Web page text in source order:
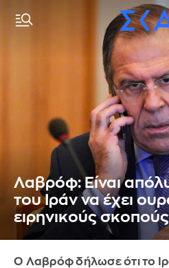
Λαβρόφ: Είναι
του Ιράν να έχει
ειρηνικούς σκοπούς
Ο Λαβρόφ δήλωσε ότι το